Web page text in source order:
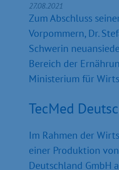
27.08.2021
Zum Abschluss
Vorpommern, Dr.
Schwerin
Bereich der
Ministerium für
TecMed
Im Rahmen der
einer Produktion
Deutschland GmbH